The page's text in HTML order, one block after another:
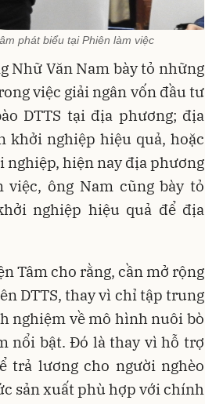
phát biểu tại Phiên làm việc
Nhữ Văn Nam bày tỏ những
việc giải ngân vốn đầu tư
DTTS tại địa phương; địa
nghiệp hiệu quả, hoặc
hiện nay địa phương
ông Nam cũng bày tỏ
nghiệp hiệu quả để địa
Tâm cho rằng, cần mở rộng
DTTS, thay vì chỉ tập trung
nghiệm về mô hình nuôi bò
nổi bật. Đó là thay vì hỗ trợ
trả lương cho người nghèo
sản xuất phù hợp với chính